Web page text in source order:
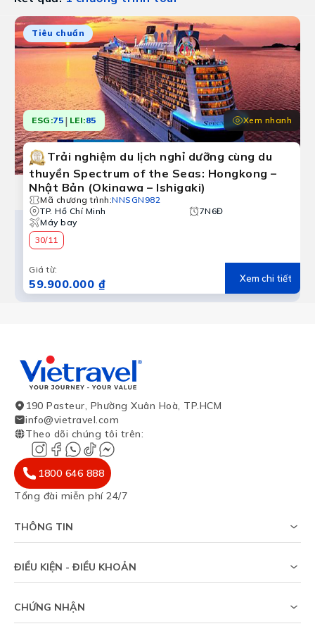
Du lịch Sống động phương nam
Tiêu chuẩn
ESG:75 | LEI:85 Xem nhanh
Trải nghiệm du lịch nghỉ dưỡng cùng du
thuyền Spectrum of the Seas: Hongkong –
Nhật Bản (Okinawa – Ishigaki)
Mã chương trình:NNSGN982
TP. Hồ Chí Minh
7N6Đ
Máy bay
30/11
Giá từ:
59.900.000 ₫ Xem chi tiết
190 Pasteur, Phường Xuân Hoà, TP.HCM
info@vietravel.com
Theo dõi chúng tôi trên:
1800 646 888
Tổng đài miễn phí 24/7
THÔNG TIN
Khảo sát tỷ lệ đạt visa
Sitemap
Trợ giúp
ĐIỀU KIỆN - ĐIỀU KHOẢN
Thỏa thuận sử dụng
CHỨNG NHẬN